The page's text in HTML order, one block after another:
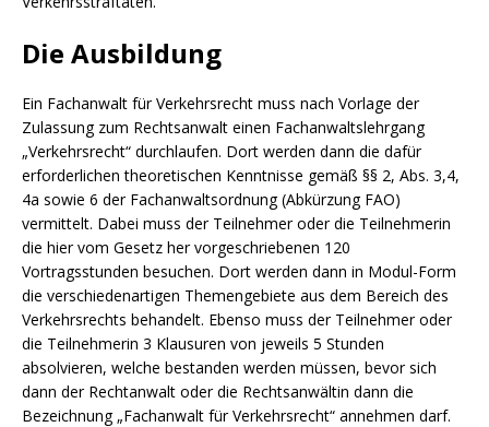
Die Ausbildung
Ein Fachanwalt für Verkehrsrecht muss nach Vorlage der
Zulassung zum Rechtsanwalt einen Fachanwaltslehrgang
„Verkehrsrecht“ durchlaufen. Dort werden dann die dafür
erforderlichen theoretischen Kenntnisse gemäß §§ 2, Abs. 3,4,
4a sowie 6 der Fachanwaltsordnung (Abkürzung FAO)
vermittelt. Dabei muss der Teilnehmer oder die Teilnehmerin
die hier vom Gesetz her vorgeschriebenen 120
Vortragsstunden besuchen. Dort werden dann in Modul-Form
die verschiedenartigen Themengebiete aus dem Bereich des
Verkehrsrechts behandelt. Ebenso muss der Teilnehmer oder
die Teilnehmerin 3 Klausuren von jeweils 5 Stunden
absolvieren, welche bestanden werden müssen, bevor sich
dann der Rechtanwalt oder die Rechtsanwältin dann die
Bezeichnung „Fachanwalt für Verkehrsrecht“ annehmen darf.